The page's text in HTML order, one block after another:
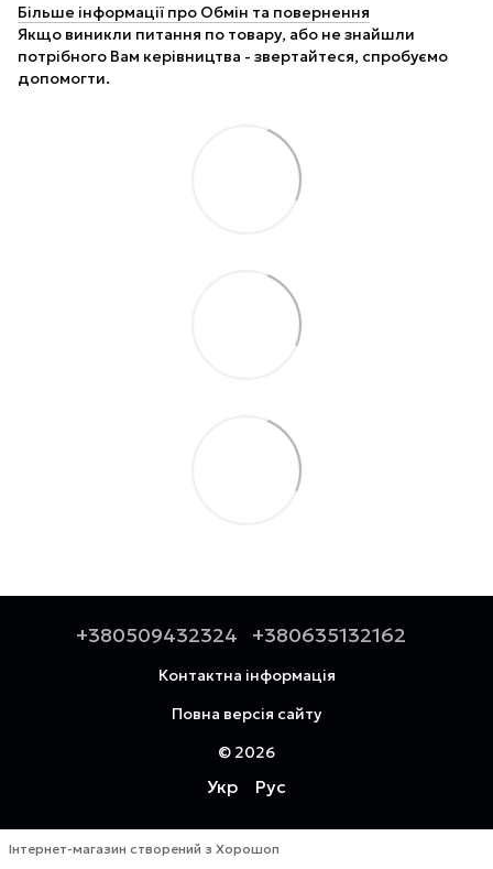
Більше інформації про Обмін та повернення
Якщо виникли питання по товару, або не знайшли
потрібного Вам керівництва - звертайтеся, спробуємо
допомогти.
+380509432324 +380635132162
Контактна інформація
Повна версія сайту
© 2026
Укр Рус
Інтернет-магазин створений з Хорошоп